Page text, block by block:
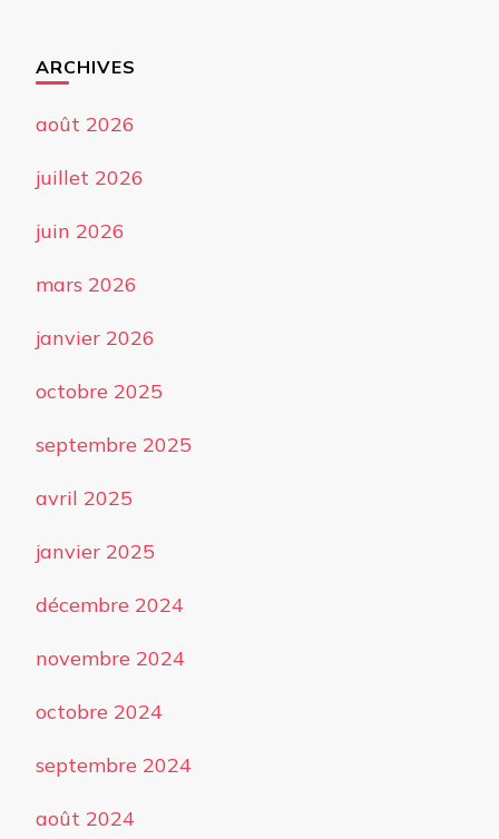
ARCHIVES
août 2026
juillet 2026
juin 2026
mars 2026
janvier 2026
octobre 2025
septembre 2025
avril 2025
janvier 2025
décembre 2024
novembre 2024
octobre 2024
septembre 2024
août 2024